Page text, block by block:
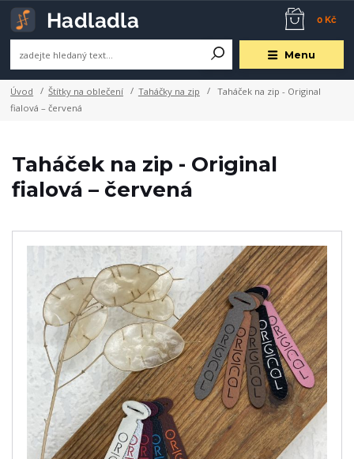
Menu
0 Kč
Úvod Štítky na oblečení Taháčky na zip
Taháček na zip - Original
fialová – červená
Taháček na zip - Original
fialová – červená